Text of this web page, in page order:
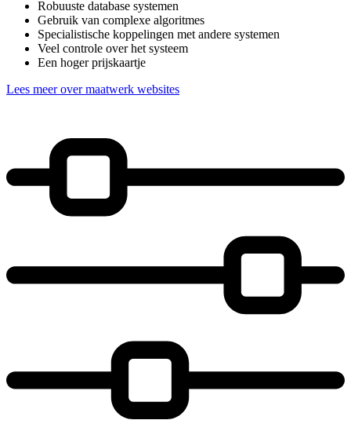
Robuuste database systemen
Gebruik van complexe algoritmes
Specialistische koppelingen met andere systemen
Veel controle over het systeem
Een hoger prijskaartje
Lees meer over maatwerk websites